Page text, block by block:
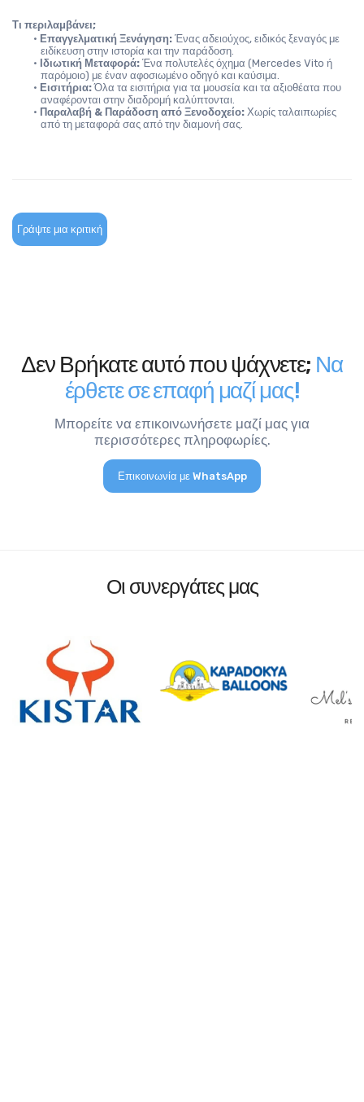
Τι περιλαμβάνει;
Επαγγελματική Ξενάγηση: Ένας αδειούχος, ειδικός ξεναγός με
ειδίκευση στην ιστορία και την παράδοση.
Ιδιωτική Μεταφορά: Ένα πολυτελές όχημα (Mercedes Vito ή
παρόμοιο) με έναν αφοσιωμένο οδηγό και καύσιμα.
Εισιτήρια: Όλα τα εισιτήρια για τα μουσεία και τα αξιοθέατα που
αναφέρονται στην διαδρομή καλύπτονται.
Παραλαβή & Παράδοση από Ξενοδοχείο: Χωρίς ταλαιπωρίες
από τη μεταφορά σας από την διαμονή σας.
Γράψτε μια κριτική
Δεν Βρήκατε αυτό που ψάχνετε; Να
έρθετε σε επαφή μαζί μας!
Μπορείτε να επικοινωνήσετε μαζί μας για
περισσότερες πληροφωρίες.
Επικοινωνία με WhatsApp
Οι συνεργάτες μας